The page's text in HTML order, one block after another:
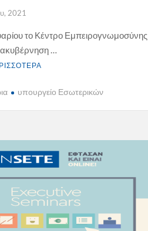
2021
το Κέντρο Εμπειρογνωμοσύνης
…
υπουργείο Εσωτερικών